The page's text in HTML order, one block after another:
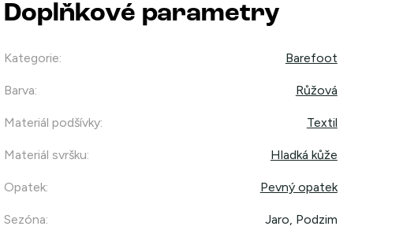
Doplňkové parametry
Kategorie: Barefoot
Barva: Růžová
Materiál podšívky: Textil
Materiál svršku: Hladká kůže
Opatek: Pevný opatek
Sezóna: Jaro, Podzim